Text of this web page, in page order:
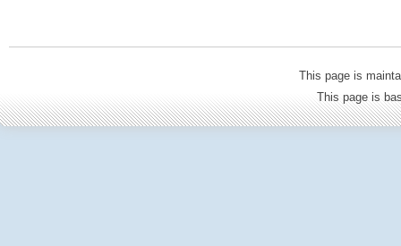
This page is
This page is